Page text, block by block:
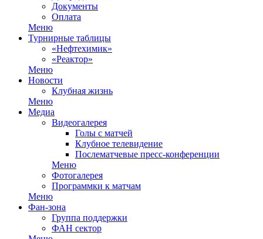
Документы
Оплата
Меню
Турнирные таблицы
«Нефтехимик»
«Реактор»
Меню
Новости
Клубная жизнь
Меню
Медиа
Видеогалерея
Голы с матчей
Клубное телевидение
Послематчевые пресс-конференции
Меню
Фотогалерея
Программки к матчам
Меню
Фан-зона
Группа поддержки
ФАН сектор